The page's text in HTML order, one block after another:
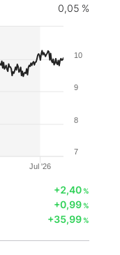
0,05 %
Jul '26
7
8
9
10
+2,40%
+0,99%
+35,99%